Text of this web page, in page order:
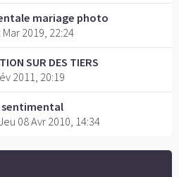
mariage photo
Mar 2019, 22:24
SUR DES TIERS
2011, 20:19
08 Avr 2010, 14:34